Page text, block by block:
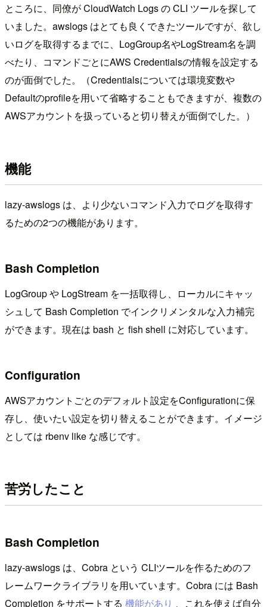
ところに、同僚が CloudWatch Logs の CLI ツールを探して
いました。awslogs はとても良くできたツールですが、欲し
いログを取得するまでに、LogGroup名やLogStream名を調
べたり、コマンドごとにAWS Credentialsの情報を設定する
のが面倒でした。（Credentialsについては環境変数や
Defaultのprofileを用いて省略することもできますが、複数の
AWSアカウントを扱っていると切り替えが面倒でした。）
機能
lazy-awslogs は、より少ないコマンド入力でログを取得す
るための2つの機能があります。
Bash Completion
LogGroup や LogStream を一括取得し、ローカルにキャッ
シュして Bash Completion でインクリメンタルな入力補完
ができます。現在は bash と fish shell に対応しています。
Configuration
AWSアカウントごとのデフォルト設定をConfigurationに保
存し、使いたい設定を切り替えることができます。イメージ
としては rbenv like な感じです。
苦労したこと
Bash Completion
lazy-awslogs は、Cobra という CLIツールを作るためのフ
レームワークライブラリを用いています。Cobra には Bash
Completion をサポートする 機能があり 、これを使えば自分